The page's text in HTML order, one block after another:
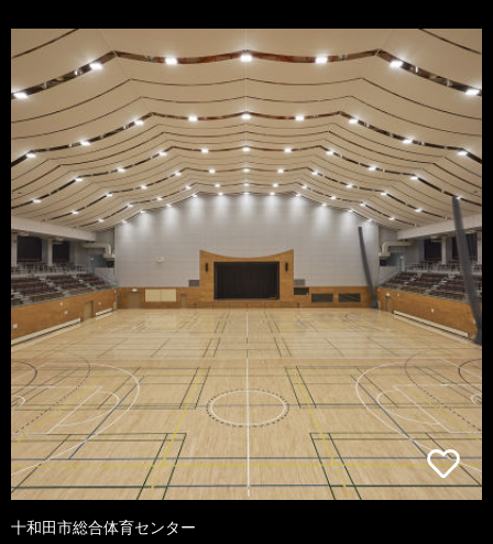
十和田市総合体育センター